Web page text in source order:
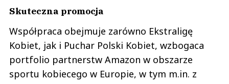
Skuteczna promocja
Współpraca obejmuje zarówno Ekstraligę
Kobiet, jak i Puchar Polski Kobiet, wzbogaca
portfolio partnerstw Amazon w obszarze
sportu kobiecego w Europie, w tym m.in. z